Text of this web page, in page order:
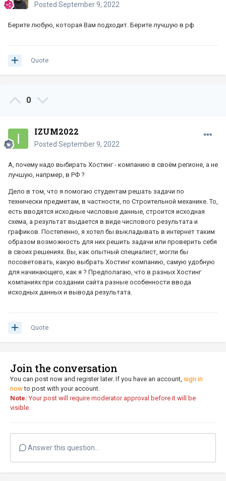
Posted September 9, 2022
Берите любую, которая Вам подходит. Берите лучшую в рф
Quote
0
IZUM2022
Posted September 9, 2022
А, почему надо выбирать Хостинг - компанию в своём регионе, а не
лучшую, напрмер, в РФ ?
Дело в том, что я помогаю студентам решать задачи по
технически предметам, в частности, по Строительной механике. То,
есть вводятся исходные числовые данные, строится исходная
схема, а результат выдается в виде числового результата и
графиков. Постепенно, я хотел бы выкладывать в интернет таким
образом возможность для них решить задачи или проверить себя
в своих решениях. Вы, как опытный специалист, могли бы
посоветовать, какую выбрать Хостинг компанию, самую удобную
для начинающего, как я ? Предполагаю, что в разных Хостинг
компаниях при создании сайта разные особенности ввода
исходных данных и вывода результата.
Quote
Join the conversation
You can post now and register later. If you have an account, sign in
nowto post with your account.
Note: Your post will require moderator approval before it will be
visible.
Answer this question...